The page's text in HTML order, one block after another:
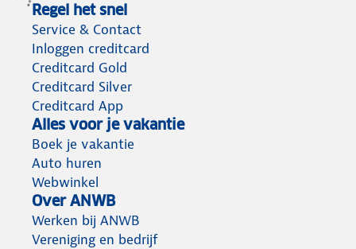
Regel het snel
Service & Contact
Inloggen creditcard
Creditcard Gold
Creditcard Silver
Creditcard App
Alles voor je vakantie
Boek je vakantie
Auto huren
Webwinkel
Over ANWB
Werken bij ANWB
Vereniging en bedrijf